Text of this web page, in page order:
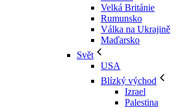
Velká Británie
Rumunsko
Válka na Ukrajině
Maďarsko
Svět
USA
Blízký východ
Izrael
Palestina